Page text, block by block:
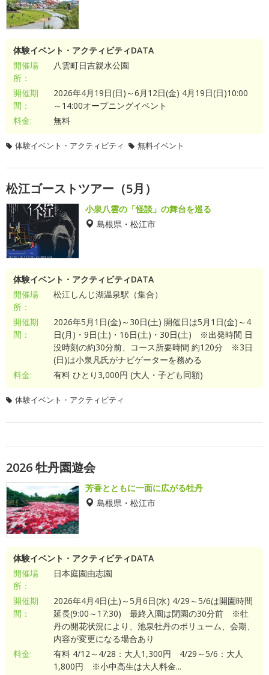
体験イベント・アクティビティDATA
開催場
所：
八雲町日吉親水公園
開催期
間：
2026年4月19日(日)～6月12日(金) 4月19日(日)10:00
～14:00オープニングイベント
料金:
無料
体験イベント・アクティビティ 無料イベント
松江ゴーストツアー（5月）
小泉八雲の「怪談」の舞台を巡る
島根県・松江市
体験イベント・アクティビティDATA
開催場
所：
松江しんじ湖温泉駅（集合）
開催期
間：
2026年5月1日(金)～30日(土) 開催日は5月1日(金)～4
日(月)・9日(土)・16日(土)・30日(土) ※出発時間 日
没時刻の約30分前、コース所要時間 約120分 ※3日
(日)は小泉凡氏がナビゲーターを務める
料金:
有料 ひとり3,000円 (大人・子ども同額)
体験イベント・アクティビティ
2026 牡丹園遊会
芳香とともに一面に広がる牡丹
島根県・松江市
体験イベント・アクティビティDATA
開催場
所：
日本庭園由志園
開催期
間：
2026年4月4日(土)～5月6日(水) 4/29～5/6は開園時間
延長(9:00～17:30) 最終入園は閉園の30分前 ※牡
丹の開花状況により、池泉牡丹のボリューム、会期、
内容が変更になる場合あり
料金:
有料 4/12～4/28：大人1,300円 4/29～5/6：大人
1,800円 ※小中高生は大人料金...